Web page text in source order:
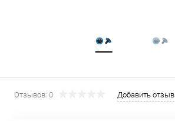
Отзывов: 0 Добавить отзыв